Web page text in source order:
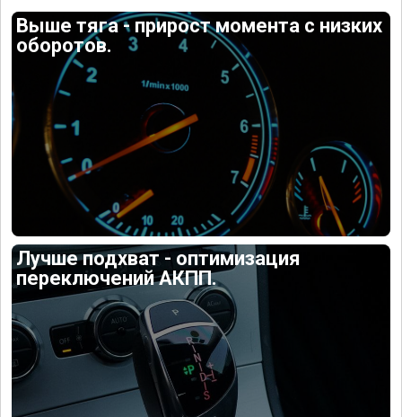
Выше тяга - прирост момента с низких
оборотов.
Лучше подхват - оптимизация
переключений АКПП.